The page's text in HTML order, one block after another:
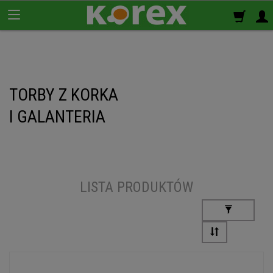
Płyty korkowe
Rolki korkowe
Korek izolacyjny
Izolacja termiczno-akustyczna
TORBY Z KORKA
I GALANTERIA
LISTA PRODUKTÓW